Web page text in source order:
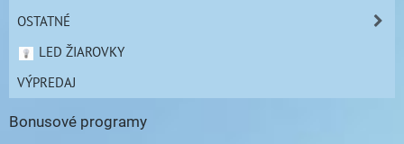
OSTATNÉ
LED ŽIAROVKY
VÝPREDAJ
Bonusové programy